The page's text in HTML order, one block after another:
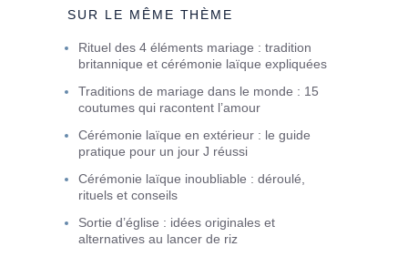
SUR LE MÊME THÈME
Rituel des 4 éléments mariage : tradition
britannique et cérémonie laïque expliquées
Traditions de mariage dans le monde : 15
coutumes qui racontent l’amour
Cérémonie laïque en extérieur : le guide
pratique pour un jour J réussi
Cérémonie laïque inoubliable : déroulé,
rituels et conseils
Sortie d’église : idées originales et
alternatives au lancer de riz